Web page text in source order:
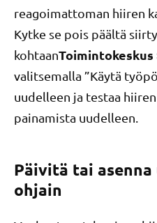
reagoimattoman hiiren
Kytke se pois päältä
kohtaan
valitsemalla ”Käytä
uudelleen ja testaa
painamista uudelleen.
Päivitä tai
ohjain